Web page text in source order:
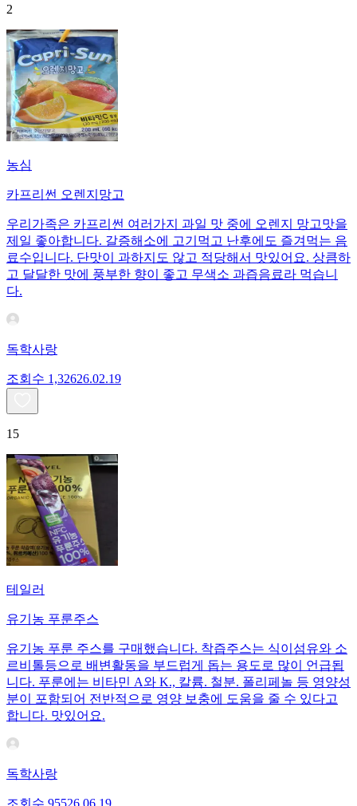
2
농심
카프리썬 오렌지망고
우리가족은 카프리썬 여러가지 과일 맛 중에 오렌지 망고맛을
제일 좋아합니다. 갈증해소에 고기먹고 난후에도 즐겨먹는 음
료수입니다. 단맛이 과하지도 않고 적당해서 맛있어요. 상큼하
고 달달한 맛에 풍부한 향이 좋고 무색소 과즙음료라 먹습니
다.
독학사랑
조회수 1,32626.02.19
15
테일러
유기농 푸룬주스
유기농 푸룬 주스를 구매했습니다. 착즙주스는 식이섬유와 소
르비톨등으로 배변활동을 부드럽게 돕는 용도로 많이 언급됩
니다. 푸룬에는 비타민 A와 K., 칼륨. 철분. 폴리페놀 등 영양성
분이 포함되어 전반적으로 영양 보충에 도움을 줄 수 있다고
합니다. 맛있어요.
독학사랑